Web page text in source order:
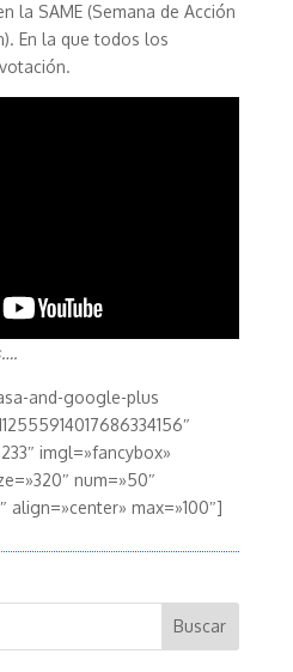
la SAME (Semana de Acción
En la que todos los
and-google-plus
imgl=»fancybox»
num=»50″
align=»center» max=»100″]